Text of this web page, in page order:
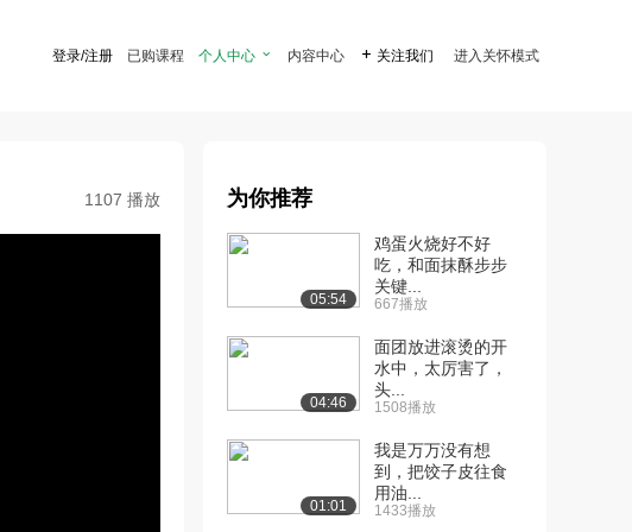
登录/注册 已购课程 个人中心  内容中心  关注我们 进入关怀模式
1107 播放 为你推荐
05:54
鸡蛋火烧好不好
吃，和面抹酥步步
关键...
667播放
04:46
面团放进滚烫的开
水中，太厉害了，
头...
1508播放
01:01
我是万万没有想
到，把饺子皮往食
用油...
1433播放